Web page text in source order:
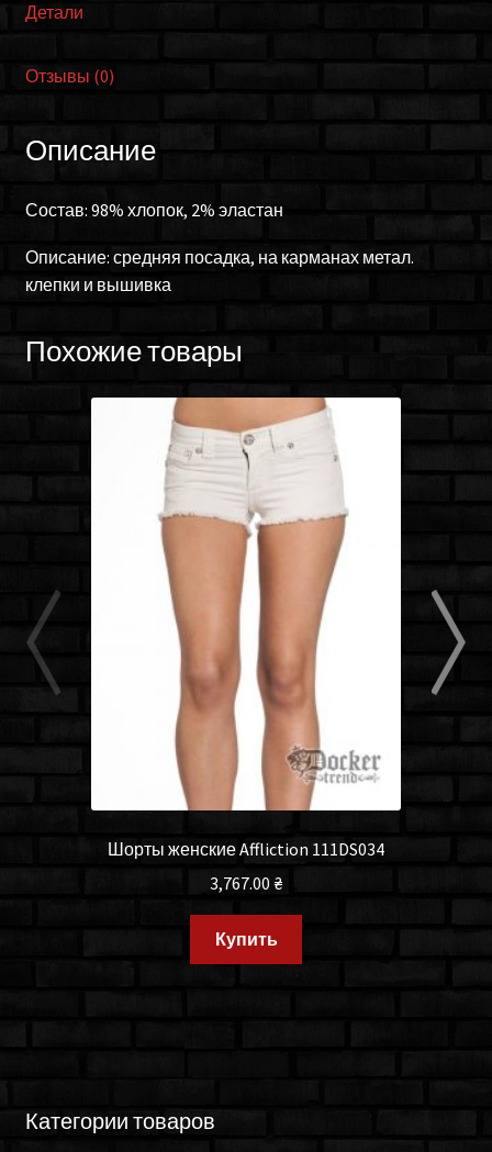
Детали
Отзывы (0)
Описание
Состав: 98% хлопок, 2% эластан
Описание: средняя посадка, на карманах метал.
клепки и вышивка
Похожие товары
Шорты женские Affliction 111DS034
3,767.00 ₴
Купить
Категории товаров